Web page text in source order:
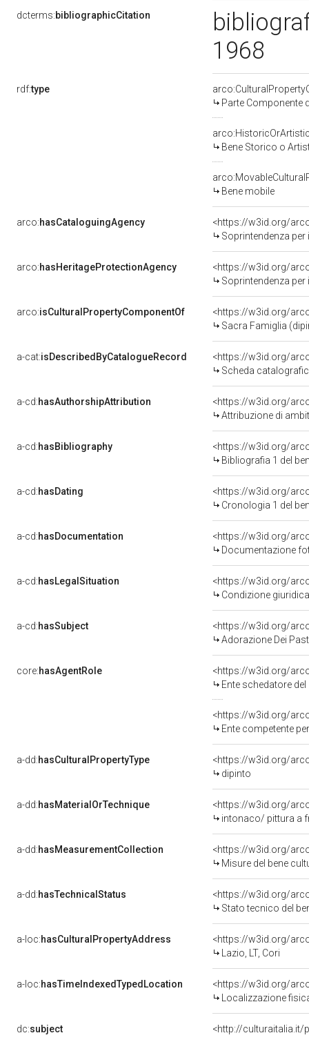
dcterms:bibliographicCitation
1968
rdf:type
Parte Componente
Bene Storico o
Bene mobile
arco:hasCataloguingAgency
<https://w3id.org/
Soprintendenza
arco:hasHeritageProtectionAgency
<https://w3id.org/
Soprintendenza per i
arco:isCulturalPropertyComponentOf
<https://w3id.org/
Sacra Famiglia
a-cat:isDescribedByCatalogueRecord
<https://w3id.org/
Scheda
a-cd:hasAuthorshipAttribution
<https://w3id.org/
Attribuzione di
a-cd:hasBibliography
<https://w3id.org/
Bibliografia 1 del
a-cd:hasDating
<https://w3id.org/
Cronologia 1 del
a-cd:hasDocumentation
Documentazione
a-cd:hasLegalSituation
Condizione
a-cd:hasSubject
<https://w3id.org/
Adorazione Dei
core:hasAgentRole
<https://w3id.org/
Ente schedatore
<https://w3id.org/
Ente competente per tutela del
a-dd:hasCulturalPropertyType
<https://w3id.org/
dipinto
a-dd:hasMaterialOrTechnique
<https://w3id.org/
intonaco/ pittura a
a-dd:hasMeasurementCollection
<https://w3id.org/
Misure del bene
a-dd:hasTechnicalStatus
<https://w3id.org/
Stato tecnico del
a-loc:hasCulturalPropertyAddress
<https://w3id.org/
Lazio, LT, Cori
a-loc:hasTimeIndexedTypedLocation
<https://w3id.org/
Localizzazione
dc:subject <http://culturaitalia.it/